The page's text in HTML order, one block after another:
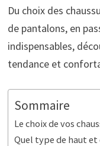
Du choix des
de pantalons, en
indispensables,
tendance et
Sommaire
Le choix de vos
Quel type de haut